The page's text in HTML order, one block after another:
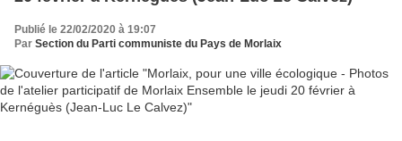
Publié le 22/02/2020 à 19:07
Par Section du Parti communiste du Pays de Morlaix